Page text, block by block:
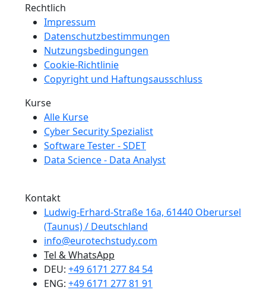
Rechtlich
Impressum
Datenschutzbestimmungen
Nutzungsbedingungen
Cookie-Richtlinie
Copyright und Haftungsausschluss
Kurse
Alle Kurse
Cyber Security Spezialist
Software Tester - SDET
Data Science - Data Analyst
Kontakt
Ludwig-Erhard-Straße 16a, 61440 Oberursel
(Taunus) / Deutschland
info@eurotechstudy.com
Tel & WhatsApp
DEU: +49 6171 277 84 54
ENG: +49 6171 277 81 91